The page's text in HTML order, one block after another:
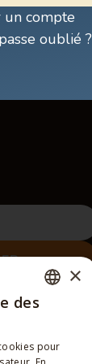
un compte
oublié ?
×
des
pour